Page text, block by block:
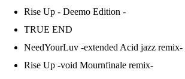
Rise Up - Deemo Edition -
TRUE END
NeedYourLuv -extended Acid jazz remix-
Rise Up -void Mournfinale remix-